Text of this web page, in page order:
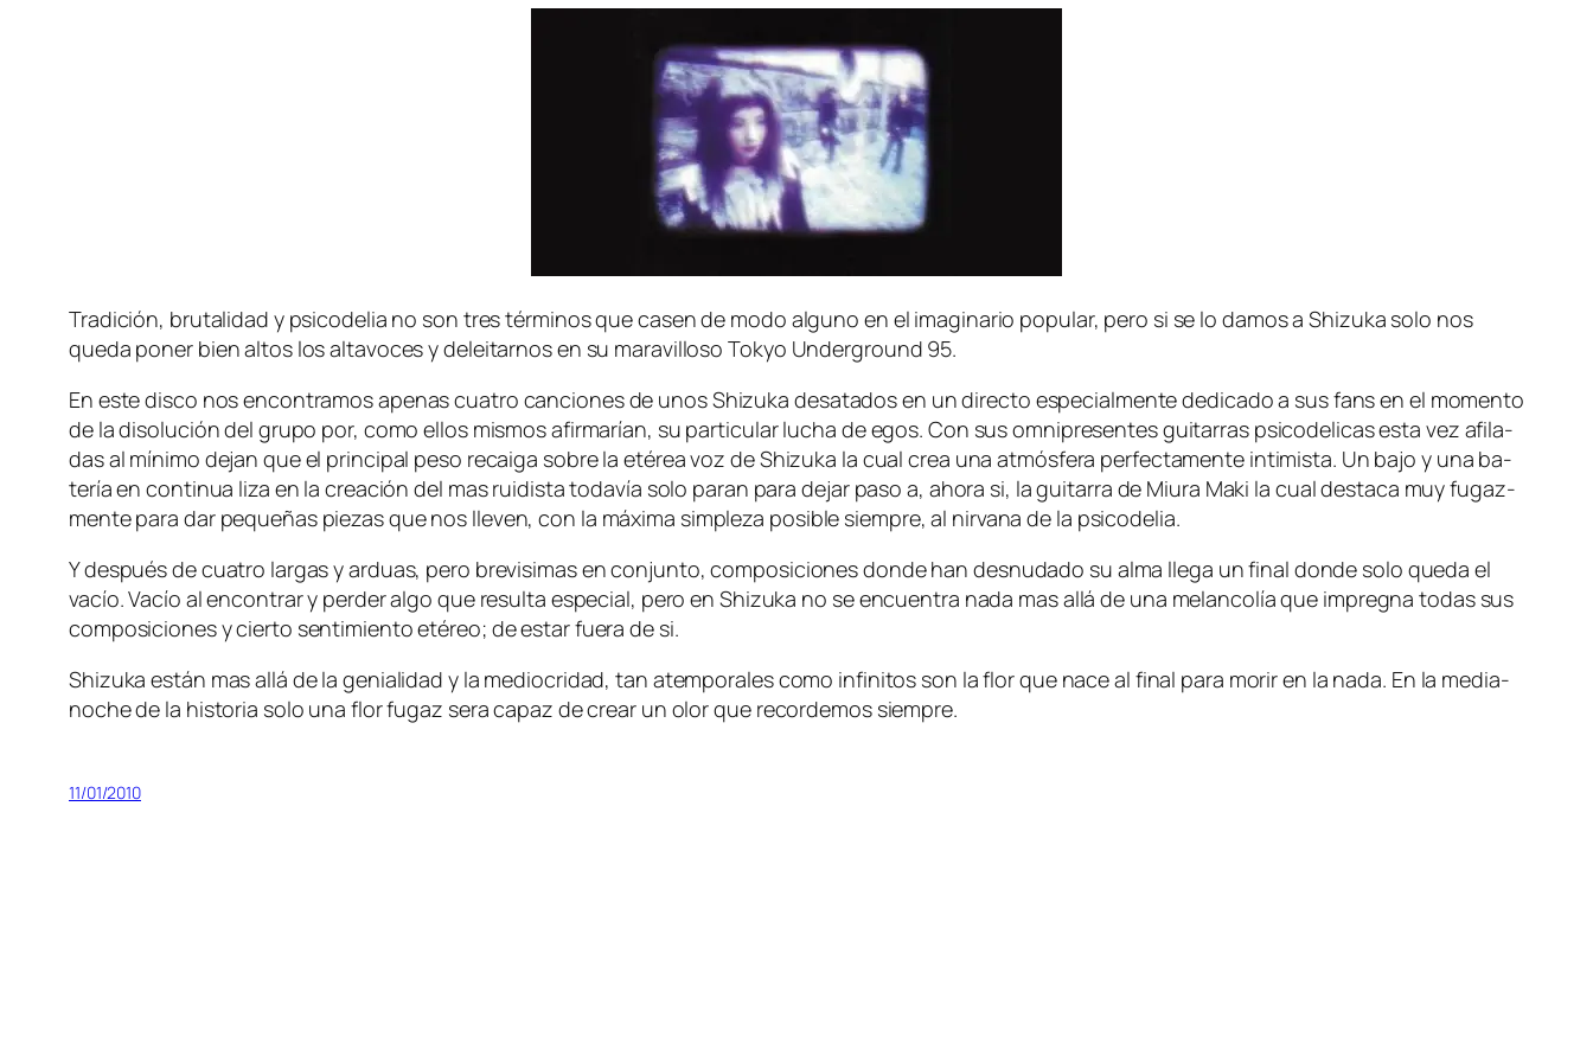
Tradición, bru­ta­li­dad y psi­co­de­lia no son tres tér­mi­nos que ca­sen de mo­do al­guno en el ima­gi­na­rio po­pu­lar, pe­ro si se lo da­mos a Shizuka so­lo nos
que­da po­ner bien al­tos los al­ta­vo­ces y de­lei­tar­nos en su ma­ra­vi­llo­so Tokyo Underground 95.
En es­te dis­co nos en­con­tra­mos ape­nas cua­tro can­cio­nes de unos Shizuka des­ata­dos en un di­rec­to es­pe­cial­men­te de­di­ca­do a sus fans en el mo­men­to
de la di­so­lu­ción del gru­po por, co­mo ellos mis­mos afir­ma­rían, su par­ti­cu­lar lu­cha de egos. Con sus om­ni­pre­sen­tes gui­ta­rras psi­co­de­li­cas es­ta vez afi­la­
das al mí­ni­mo de­jan que el prin­ci­pal pe­so re­cai­ga so­bre la eté­rea voz de Shizuka la cual crea una at­mós­fe­ra per­fec­ta­men­te in­ti­mis­ta. Un ba­jo y una ba­
te­ría en con­ti­nua li­za en la crea­ción del mas rui­dis­ta to­da­vía so­lo pa­ran pa­ra de­jar pa­so a, aho­ra si, la gui­ta­rra de Miura Maki la cual des­ta­ca muy fu­gaz­
men­te pa­ra dar pe­que­ñas pie­zas que nos lle­ven, con la má­xi­ma sim­ple­za po­si­ble siem­pre, al nir­va­na de la psicodelia.
Y des­pués de cua­tro lar­gas y ar­duas, pe­ro bre­vi­si­mas en con­jun­to, com­po­si­cio­nes don­de han des­nu­da­do su al­ma lle­ga un fi­nal don­de so­lo que­da el
va­cío. Vacío al en­con­trar y per­der al­go que re­sul­ta es­pe­cial, pe­ro en Shizuka no se en­cuen­tra na­da mas allá de una me­lan­co­lía que im­preg­na to­das sus
com­po­si­cio­nes y cier­to sen­ti­mien­to eté­reo; de es­tar fue­ra de si.
Shizuka es­tán mas allá de la ge­nia­li­dad y la me­dio­cri­dad, tan atem­po­ra­les co­mo in­fi­ni­tos son la flor que na­ce al fi­nal pa­ra mo­rir en la na­da. En la me­dia­
no­che de la his­to­ria so­lo una flor fu­gaz se­ra ca­paz de crear un olor que re­cor­de­mos siempre.
11/01/2010